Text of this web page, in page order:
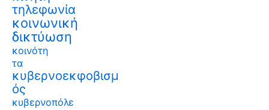
τηλεφωνία
κοινωνική
δικτύωση
κοινότη
τα
κυβερνοεκφοβισμ
ός
κυβερνοπόλε